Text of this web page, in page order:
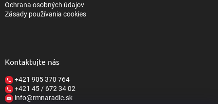
Ochrana osobných údajov
Zásady používania cookies
Kontaktujte nás
+421 905 370 764
+421 45 / 672 34 02
info@rmnaradie.sk